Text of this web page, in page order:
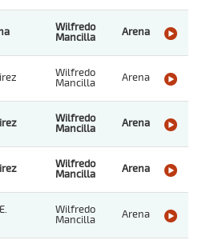
Wilfredo
Mancilla
Arena
Wilfredo
Mancilla
Arena
Wilfredo
Mancilla
Arena
Wilfredo
Mancilla
Arena
Wilfredo
Mancilla
Arena